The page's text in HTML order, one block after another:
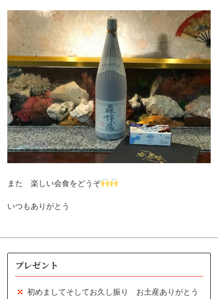
また 楽しい会食をどうぞ
いつもありがとう
プレゼント
初めましてそしてお久し振り お土産ありがとう